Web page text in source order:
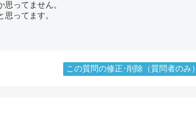
ってません。
ってます。
この質問の修正･削除（質問者のみ）